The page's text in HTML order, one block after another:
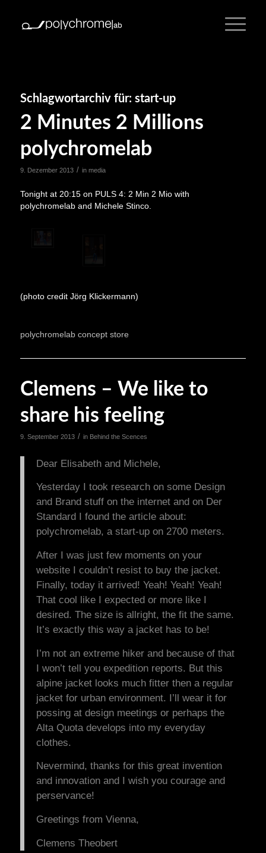
Schlagwortarchiv für: start-up
2 Minutes 2 Millions
polychromelab
9. Dezember 2013 / in media
Tonight at 20:15 on PULS 4: 2 Min 2 Mio with
polychromelab and Michele Stinco.
(photo credit Jörg Klickermann)
polychromelab concept store
Clemens – We like to
share his feeling
9. September 2013 / in Behind the Scences
Dear Elisabeth and Michele,
Yesterday I took research on some Design
and Brand stuff on the internet and on Der
Standard I found the article about:
polychromelab, a start-up on 2700 meters.
After I was just few moments on your
website I couldn’t resist to buy the jacket.
Finally, today it arrived! Yeah! Yeah! Yeah!
That cool like I expected or more like I
desired. The size is allright, the fit the same.
It’s exactly this way a jacket has to be!
I’m not an extreme hiker and because of that
I won’t tell you expedition reports. But this
alpine jacket looks much fitter then a regular
jacket for urban environment. I’ll wear it for
possing at design meetings or perhaps the
Alta Quota develops into my everyday
clothes.
Nevermind, thanks for this great invention
and innovation and I wish you courage and
perservance!
Greetings from Vienna,
Clemens Theobert